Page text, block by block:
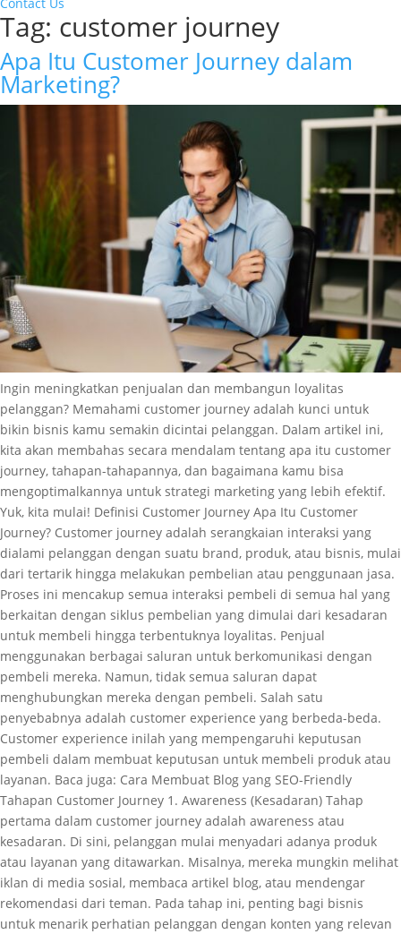
Tag: customer journey
Apa Itu Customer Journey dalam
Marketing?
Ingin meningkatkan penjualan dan membangun loyalitas
pelanggan? Memahami customer journey adalah kunci untuk
bikin bisnis kamu semakin dicintai pelanggan. Dalam artikel ini,
kita akan membahas secara mendalam tentang apa itu customer
journey, tahapan-tahapannya, dan bagaimana kamu bisa
mengoptimalkannya untuk strategi marketing yang lebih efektif.
Yuk, kita mulai! Definisi Customer Journey Apa Itu Customer
Journey? Customer journey adalah serangkaian interaksi yang
dialami pelanggan dengan suatu brand, produk, atau bisnis, mulai
dari tertarik hingga melakukan pembelian atau penggunaan jasa.
Proses ini mencakup semua interaksi pembeli di semua hal yang
berkaitan dengan siklus pembelian yang dimulai dari kesadaran
untuk membeli hingga terbentuknya loyalitas. Penjual
menggunakan berbagai saluran untuk berkomunikasi dengan
pembeli mereka. Namun, tidak semua saluran dapat
menghubungkan mereka dengan pembeli. Salah satu
penyebabnya adalah customer experience yang berbeda-beda.
Customer experience inilah yang mempengaruhi keputusan
pembeli dalam membuat keputusan untuk membeli produk atau
layanan. Baca juga: Cara Membuat Blog yang SEO-Friendly
Tahapan Customer Journey 1. Awareness (Kesadaran) Tahap
pertama dalam customer journey adalah awareness atau
kesadaran. Di sini, pelanggan mulai menyadari adanya produk
atau layanan yang ditawarkan. Misalnya, mereka mungkin melihat
iklan di media sosial, membaca artikel blog, atau mendengar
rekomendasi dari teman. Pada tahap ini, penting bagi bisnis
untuk menarik perhatian pelanggan dengan konten yang relevan